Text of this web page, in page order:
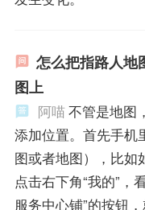
怎么把指路人地
图上
阿喵不管是地图
添加位置。首先手机
图或者地图），比如
点击右下角“我的”，
服务中心铺”的按钮